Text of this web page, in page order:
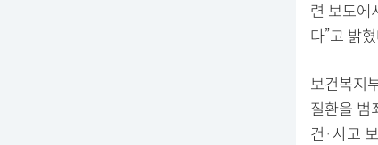
련 보도에
다”고 밝
보건복지
질환을 범
건·사고